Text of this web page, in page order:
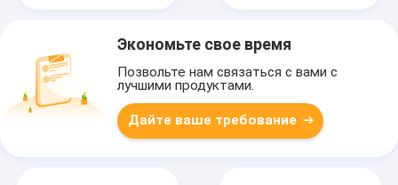
Экономьте свое время
Позвольте нам связаться с вами с
лучшими продуктами.
Дайте ваше требование